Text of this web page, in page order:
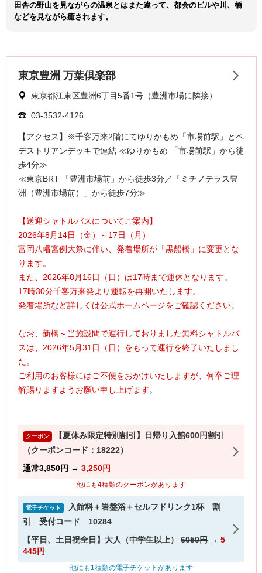
田舎の野山を見ながらの温泉とはまた違って、都会のビルや川、橋
などを見ながら癒されます。